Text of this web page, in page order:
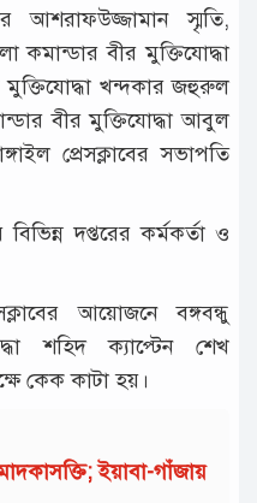
আশরাফউজ্জামান স্মৃতি,
কমান্ডার বীর মুক্তিযোদ্ধা
খন্দকার জহুরুল
বীর মুক্তিযোদ্ধা আবুল
প্রেসক্লাবের সভাপতি
দপ্তরের কর্মকর্তা ও
আয়োজনে বঙ্গবন্ধু
শহিদ ক্যাপ্টেন শেখ
কেক কাটা হয়।
ইয়াবা-গাঁজায়